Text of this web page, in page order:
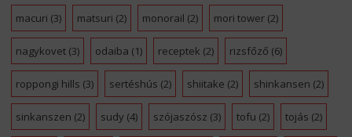
macuri (3) matsuri (2) monorail (2) mori tower(2)
nagykovet(3) odaiba (1) receptek (2) rizsfőző (6)
roppongi hills (3) sertéshús (2) shiitake (2) shinkansen (2)
sinkanszen (2) sudy (4) szójaszósz (3) tofu (2) tojás (2)